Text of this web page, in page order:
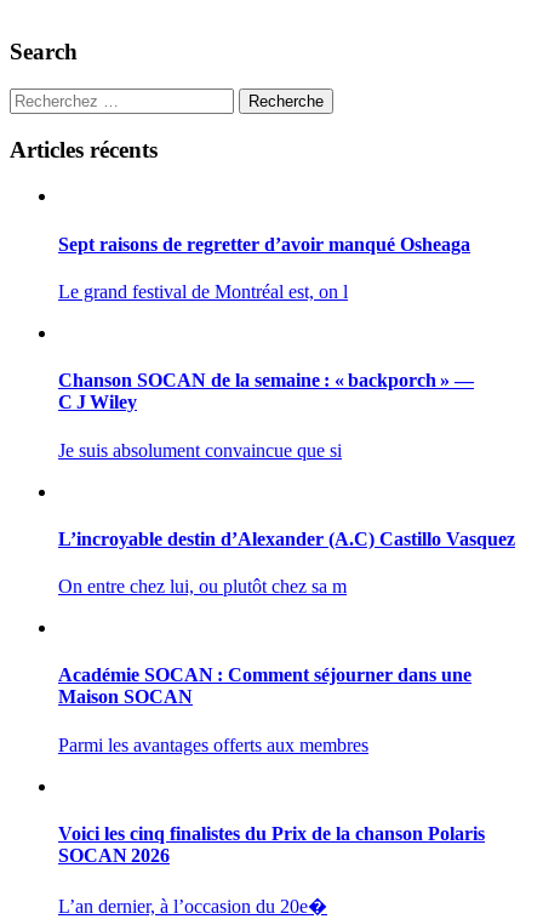
Search
Recherche
Articles récents
Sept raisons de regretter d’avoir manqué Osheaga
Le grand festival de Montréal est, on l
Chanson SOCAN de la semaine : « backporch » —
C J Wiley
Je suis absolument convaincue que si
L’incroyable destin d’Alexander (A.C) Castillo Vasquez
On entre chez lui, ou plutôt chez sa m
Académie SOCAN : Comment séjourner dans une
Maison SOCAN
Parmi les avantages offerts aux membres
Voici les cinq finalistes du Prix de la chanson Polaris
SOCAN 2026
L’an dernier, à l’occasion du 20e�